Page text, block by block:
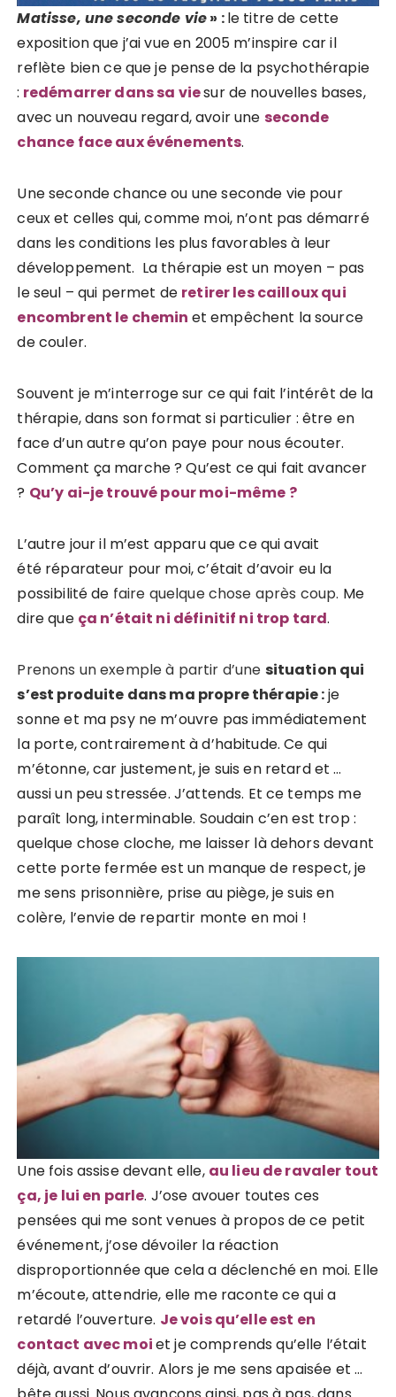
Matisse, une seconde vie» :le titre de cette
exposition que j’ai vue en 2005 m’inspire car il
reflète bien ce que je pense de la psychothérapie
: redémarrer dans sa viesur de nouvelles bases,
avec un nouveau regard, avoir une seconde
chance face aux événements.
Une seconde chance ou une seconde vie pour
ceux et celles qui, comme moi, n’ont pas démarré
dans les conditions les plus favorables à leur
développement. La thérapie est un moyen – pas
le seul – qui permet de retirer les cailloux qui
encombrent le chemin et empêchent la source
de couler.
Souvent je m’interroge sur ce qui fait l’intérêt de la
thérapie, dans son format si particulier : être en
face d’un autre qu’on paye pour nous écouter.
Comment ça marche ? Qu’est ce qui fait avancer
? Qu’y ai-je trouvé pour moi-même ?
L’autre jour il m’est apparu que ce qui avait
été réparateur pour moi, c’était d’avoir eu la
possibilité de faire quelque chose après coup. Me
dire que ça n’était ni définitif ni trop tard.
Prenons un exemple à partir d’une situation qui
s’est produite dans ma propre thérapie :je
sonne et ma psy ne m’ouvre pas immédiatement
la porte, contrairement à d’habitude. Ce qui
m’étonne, car justement, je suis en retard et …
aussi un peu stressée. J’attends. Et ce temps me
paraît long, interminable. Soudain c’en est trop :
quelque chose cloche, me laisser là dehors devant
cette porte fermée est un manque de respect, je
me sens prisonnière, prise au piège, je suis en
colère, l’envie de repartir monte en moi !
Une fois assise devant elle, au lieu de ravaler tout
ça, je lui en parle. J’ose avouer toutes ces
pensées qui me sont venues à propos de ce petit
événement, j’ose dévoiler la réaction
disproportionnée que cela a déclenché en moi. Elle
m’écoute, attendrie, elle me raconte ce qui a
retardé l’ouverture. Je vois qu’elle est en
contact avec moiet je comprends qu’elle l’était
déjà, avant d’ouvrir. Alors je me sens apaisée et …